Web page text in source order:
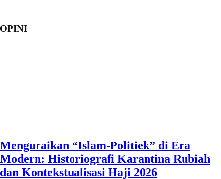
OPINI
Menguraikan “Islam-Politiek” di Era
Modern: Historiografi Karantina Rubiah
dan Kontekstualisasi Haji 2026